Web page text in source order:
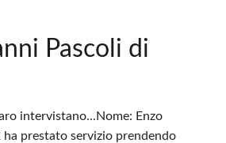
Pascoli di
intervistano...Nome: Enzo
prestato servizio prendendo